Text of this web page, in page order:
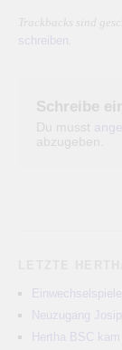
Trackbacks sind
schreiben
Schreibe
Du musst
abzugeben.
Neuzugang
Hertha BSC